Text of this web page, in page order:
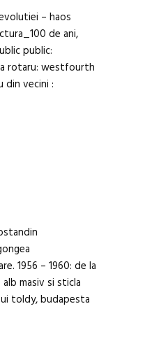
– haos
de ani,
public:
rotaru: westfourth
din vecini :
1956 – 1960: de la
masiv si sticla
toldy, budapesta